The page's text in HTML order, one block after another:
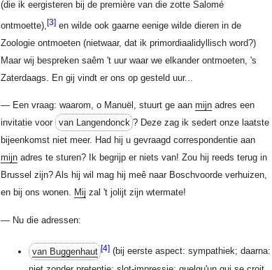
(die ik eergisteren bij de première van die zotte Salomé
ontmoette), [3]en wilde ook gaarne eenige wilde dieren in de
Zoologie ontmoeten (nietwaar, dat ik primordiaal­idyllisch word?)
Maar wij bespreken saêm 't uur waar we elkander ontmoeten, 's
Zaterdaags. En gij vindt er ons op gesteld uur...
— Een vraag: waarom, o Manuël, stuurt ge aan mijnadres een
invitatie voor van Langendonck ? Deze zag ik sedert onze laatste
bijeenkomst niet meer. Had hij u gevraagd correspondentie aan
mijnadres te sturen? Ik begrijp er niets van! Zou hij reeds terug in
Brussel zijn? Als hij wil mag hij meê naar Boschvoorde verhuizen,
en bij ons wonen. Mij zal 't jolijt zijn wtermate!
— Nu die adressen:
van Buggenhaut [4] (bij eerste aspect: sympathiek; daarna: